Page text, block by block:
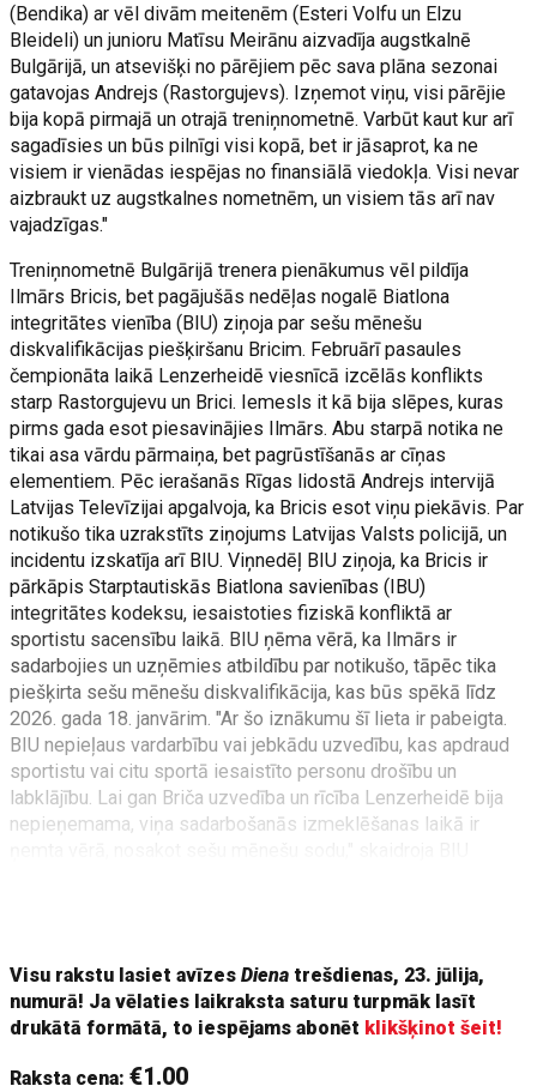
(Bendika) ar vēl divām meitenēm (Esteri Volfu un Elzu
Bleideli) un junioru Matīsu Meirānu aizvadīja augstkalnē
Bulgārijā, un atsevišķi no pārējiem pēc sava plāna sezonai
gatavojas Andrejs (Rastorgujevs). Izņemot viņu, visi pārējie
bija kopā pirmajā un otrajā treniņnometnē. Varbūt kaut kur arī
sagadīsies un būs pilnīgi visi kopā, bet ir jāsaprot, ka ne
visiem ir vienādas iespējas no finansiālā viedokļa. Visi nevar
aizbraukt uz augstkalnes nometnēm, un visiem tās arī nav
vajadzīgas."
Treniņnometnē Bulgārijā trenera pienākumus vēl pildīja
Ilmārs Bricis, bet pagājušās nedēļas nogalē Biatlona
integritātes vienība (BIU) ziņoja par sešu mēnešu
diskvalifikācijas piešķiršanu Bricim. Februārī pasaules
čempionāta laikā Lenzerheidē viesnīcā izcēlās konflikts
starp Rastorgujevu un Brici. Iemesls it kā bija slēpes, kuras
pirms gada esot piesavinājies Ilmārs. Abu starpā notika ne
tikai asa vārdu pārmaiņa, bet pagrūstīšanās ar cīņas
elementiem. Pēc ierašanās Rīgas lidostā Andrejs intervijā
Latvijas Televīzijai apgalvoja, ka Bricis esot viņu piekāvis. Par
notikušo tika uzrakstīts ziņojums Latvijas Valsts policijā, un
incidentu izskatīja arī BIU. Viņnedēļ BIU ziņoja, ka Bricis ir
pārkāpis Starptautiskās Biatlona savienības (IBU)
integritātes kodeksu, iesaistoties fiziskā konfliktā ar
sportistu sacensību laikā. BIU ņēma vērā, ka Ilmārs ir
sadarbojies un uzņēmies atbildību par notikušo, tāpēc tika
piešķirta sešu mēnešu diskvalifikācija, kas būs spēkā līdz
2026. gada 18. janvārim. "Ar šo iznākumu šī lieta ir pabeigta.
BIU nepieļaus vardarbību vai jebkādu uzvedību, kas apdraud
sportistu vai citu sportā iesaistīto personu drošību un
labklājību. Lai gan Briča uzvedība un rīcība Lenzerheidē bija
nepieņemama, viņa sadarbošanās izmeklēšanas laikā ir
Visu rakstu lasiet avīzesDiena trešdienas, 23. jūlija,
numurā! Ja vēlaties laikraksta saturu turpmāk lasīt
drukātā formātā, to iespējams abonēt klikšķinot šeit!
Raksta cena:€1.00